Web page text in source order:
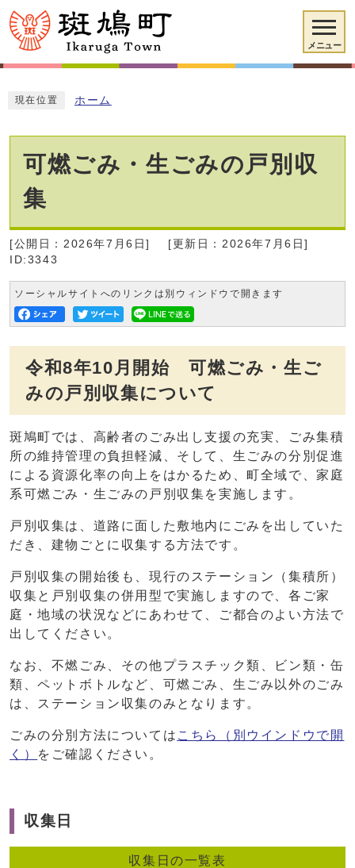
メニュー
現在位置 ホーム
可燃ごみ・生ごみの戸別収
集
[公開日：2026年7月6日]
[更新日：2026年7月6日]
ID:3343
ソーシャルサイトへのリンクは別ウィンドウで開きます
令和8年10月開始 可燃ごみ・生ご
みの戸別収集について
斑鳩町では、高齢者のごみ出し支援の充実、ごみ集積
所の維持管理の負担軽減、そして、生ごみの分別促進
による資源化率の向上をはかるため、町全域で、家庭
系可燃ごみ・生ごみの戸別収集を実施します。
戸別収集は、道路に面した敷地内にごみを出していた
だき、建物ごとに収集する方法です。
戸別収集の開始後も、現行のステーション（集積所）
収集と戸別収集の併用型で実施しますので、各ご家
庭・地域の状況などにあわせて、ご都合のよい方法で
出してください。
なお、不燃ごみ、その他プラスチック類、ビン類・缶
類、ペットボトルなど、可燃ごみ、生ごみ以外のごみ
は、ステーション収集のみとなります。
ごみの分別方法については こちら
（別ウインドウで開
く）
をご確認ください。
収集日
収集日の一覧表